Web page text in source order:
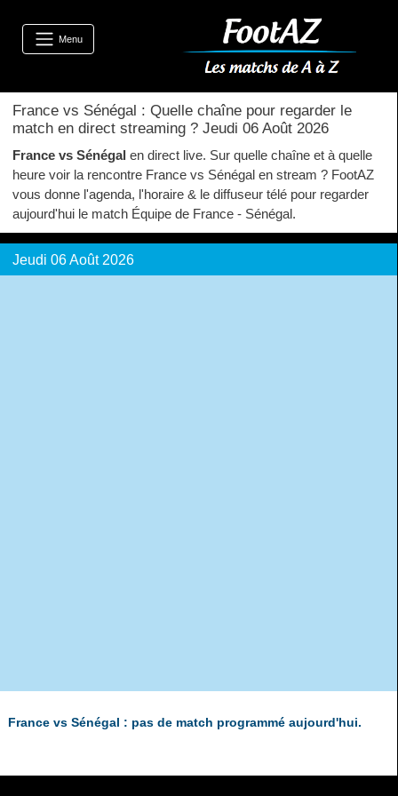
France vs Sénégal : Quelle chaîne pour regarder le
match en direct streaming ? Jeudi 06 Août 2026
France vs Sénégal en direct live. Sur quelle chaîne et à quelle
heure voir la rencontre France vs Sénégal en stream ? FootAZ
vous donne l'agenda, l'horaire & le diffuseur télé pour regarder
aujourd'hui le match Équipe de France - Sénégal.
Jeudi 06 Août 2026
France vs Sénégal : pas de match programmé aujourd'hui.
Menu